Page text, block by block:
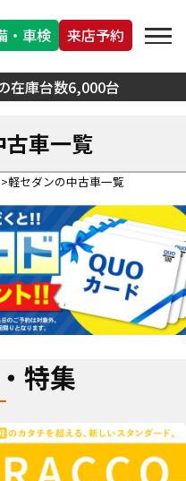
在庫台数6,000台
・車検 来店予約
車一覧
軽セダンの中古車一覧
特集